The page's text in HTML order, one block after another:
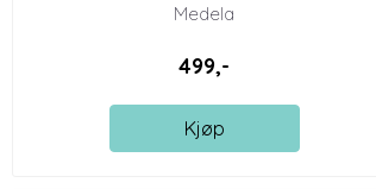
Medela
499,-
Kjøp